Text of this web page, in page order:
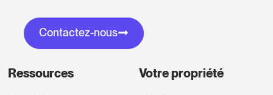
Contactez-nous
Ressources Votre propriété